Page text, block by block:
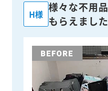
H様
様々な不用
もらえました